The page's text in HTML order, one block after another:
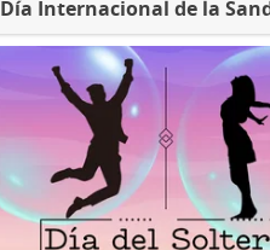
Día Internacional de la